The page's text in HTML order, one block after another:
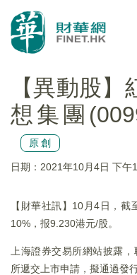
【異動股
想集團
原創
日期：2021年10月4日 下午
【財華社訊】10月4日，
10%，报9.230港元/股。
上海證券交易所網站披露
所遞交上市申請，擬通過發